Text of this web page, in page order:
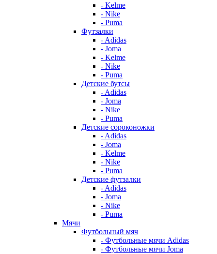
- Kelme
- Nike
- Puma
Футзалки
- Adidas
- Joma
- Kelme
- Nike
- Puma
Детские бутсы
- Adidas
- Joma
- Nike
- Puma
Детские сороконожки
- Adidas
- Joma
- Kelme
- Nike
- Puma
Детские футзалки
- Adidas
- Joma
- Nike
- Puma
Мячи
Футбольный мяч
- Футбольные мячи Adidas
- Футбольные мячи Joma